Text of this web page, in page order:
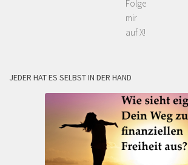
Folge
mir
auf X!
JEDER HAT ES SELBST IN DER HAND